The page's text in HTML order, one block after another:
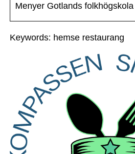
Menyer Gotlands folkhögskola
Keywords: hemse restaurang